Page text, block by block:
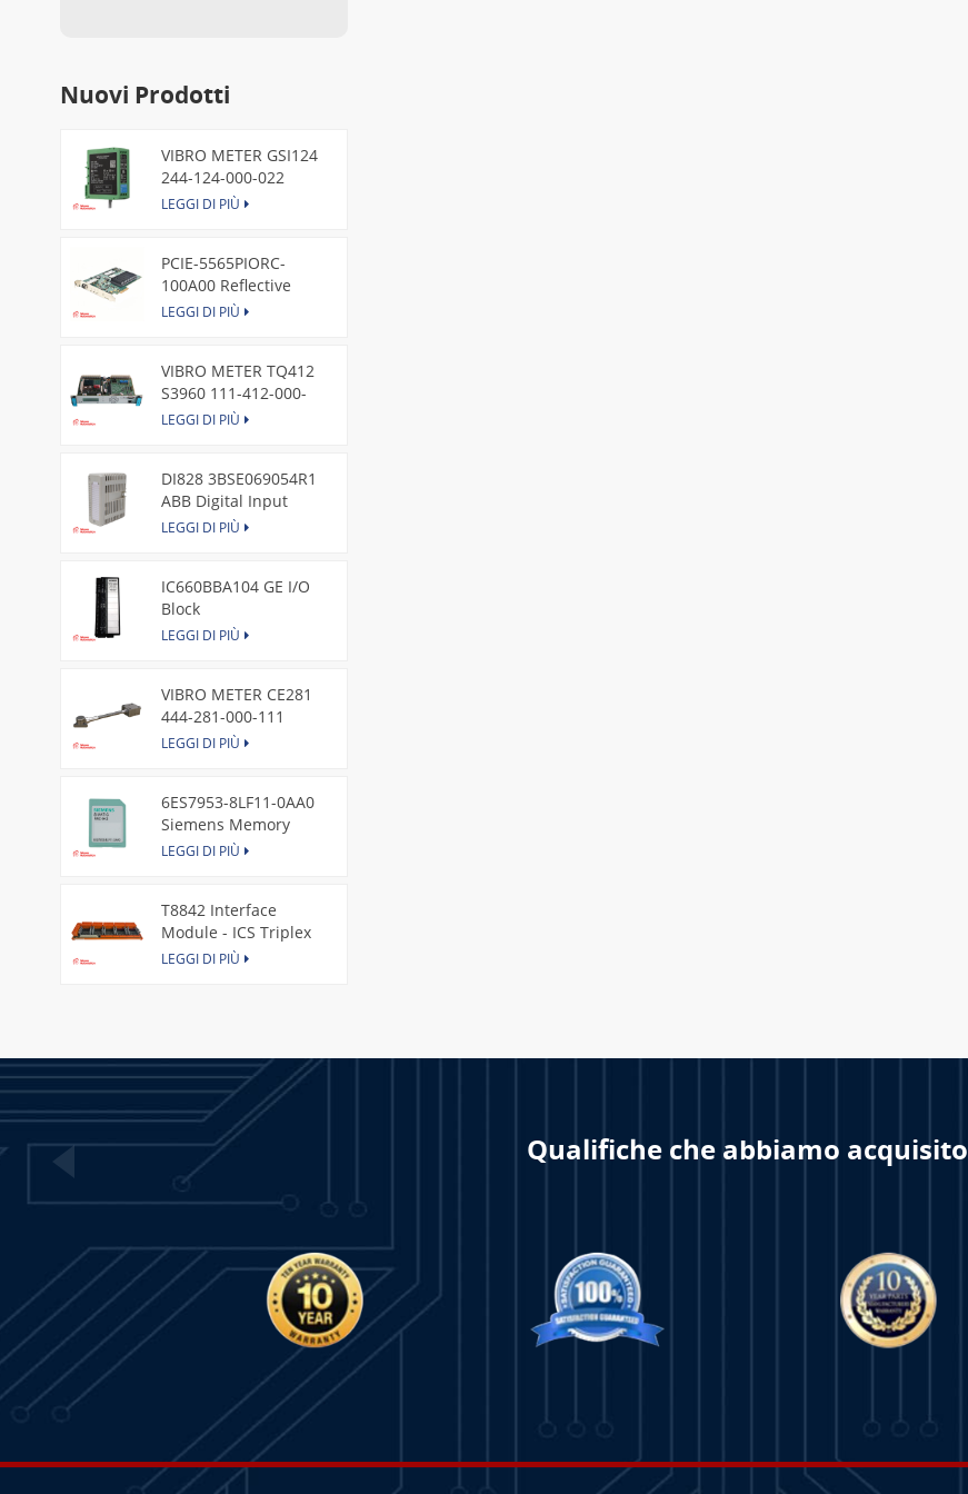
Nuovi Prodotti
VIBRO METER GSI124
244-124-000-022
Piezoelectric Pressure
LEGGI DI PIÙ
PCIE-5565PIORC-
100A00 Reflective
Memory PCI Express
LEGGI DI PIÙ
VIBRO METER TQ412
S3960 111-412-000-
013 Reverse Mount
LEGGI DI PIÙ
DI828 3BSE069054R1
ABB Digital Input
Module
LEGGI DI PIÙ
IC660BBA104 GE I/O
Block
LEGGI DI PIÙ
VIBRO METER CE281
444-281-000-111
Piezoelectric Pressure
LEGGI DI PIÙ
6ES7953-8LF11-0AA0
Siemens Memory
Card
LEGGI DI PIÙ
T8842 Interface
Module - ICS Triplex
LEGGI DI PIÙ
Qualifiche che abbiamo acquisito